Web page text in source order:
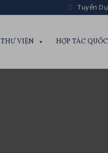
Tuyển
THƯ VIỆN HỢP TÁC